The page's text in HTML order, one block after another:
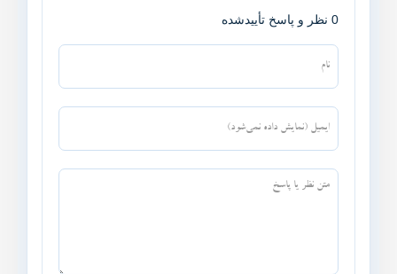
0 نظر و پاسخ تأییدشده